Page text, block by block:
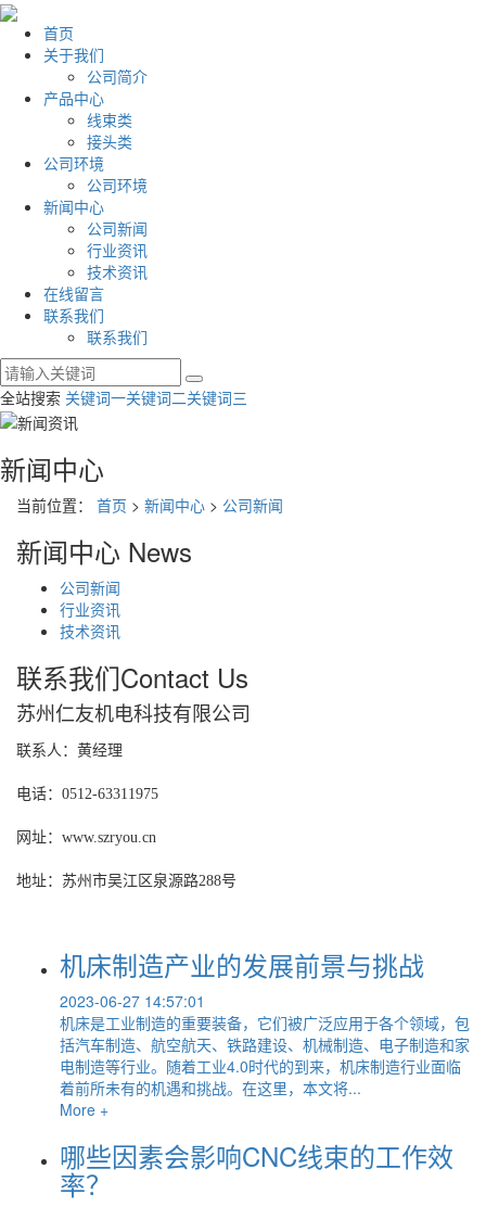
首页
关于我们
公司简介
产品中心
线束类
接头类
公司环境
公司环境
新闻中心
公司新闻
行业资讯
技术资讯
在线留言
联系我们
联系我们
全站搜索 关键词一关键词二关键词三
新闻中心
当前位置： 首页 > 新闻中心 > 公司新闻
新闻中心 News
公司新闻
行业资讯
技术资讯
联系我们Contact Us
苏州仁友机电科技有限公司
联系人：黄经理
电话：0512-63311975
网址：www.szryou.cn
地址：苏州市吴江区泉源路288号
机床制造产业的发展前景与挑战
2023-06-27 14:57:01
机床是工业制造的重要装备，它们被广泛应用于各个领域，包
括汽车制造、航空航天、铁路建设、机械制造、电子制造和家
电制造等行业。随着工业4.0时代的到来，机床制造行业面临
着前所未有的机遇和挑战。在这里，本文将...
More +
哪些因素会影响CNC线束的工作效
率？